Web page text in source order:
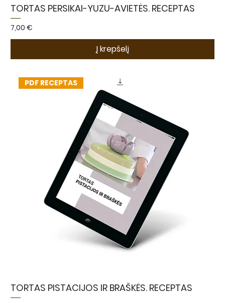
TORTAS PERSIKAI-YUZU-AVIETĖS. RECEPTAS
Kaina
7,00 €
Į krepšelį
PDF RECEPTAS
TORTAS PISTACIJOS IR BRAŠKĖS. RECEPTAS